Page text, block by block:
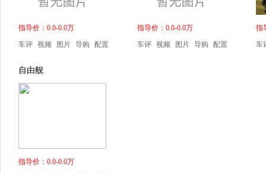
指导价：0.0-0.0万
车评 视频 图片 导购 配置
指导价：0.0-0.0万
车评 视频 图片 导购 配置
指
车
自由舰
指导价：0.0-0.0万